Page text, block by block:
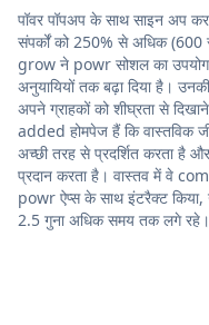
पॉवर पॉपअप के साथ साइन
संपर्कों को 250% से अधिक
grow ने powr सोशल का
अनुयायियों तक बढ़ा दिया है।
अपने ग्राहकों को शीघ्रता से
added होमपेज हैं कि वास्तविक
अच्छी तरह से प्रदर्शित करता है
प्रदान करता है। वास्तव में वे
powr ऐप्स के साथ इंटरैक्ट किया,
2.5 गुना अधिक समय तक लगे रहे।